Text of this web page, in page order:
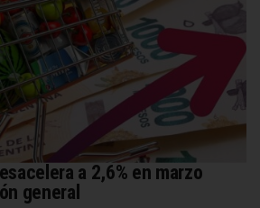
a 2,6% en marzo
general